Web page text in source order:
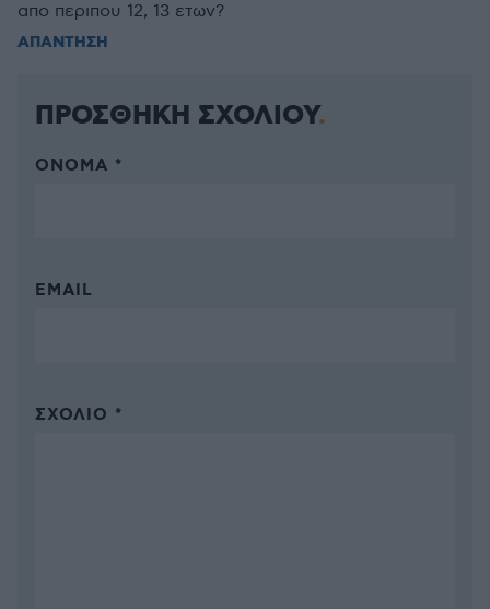
απο περιπου 12, 13 ετων?
ΑΠΑΝΤΗΣΗ
ΠΡΟΣΘΗΚΗ ΣΧΟΛΙΟΥ
ΌΝΟΜΑ *
EMAIL
ΣΧΌΛΙΟ *